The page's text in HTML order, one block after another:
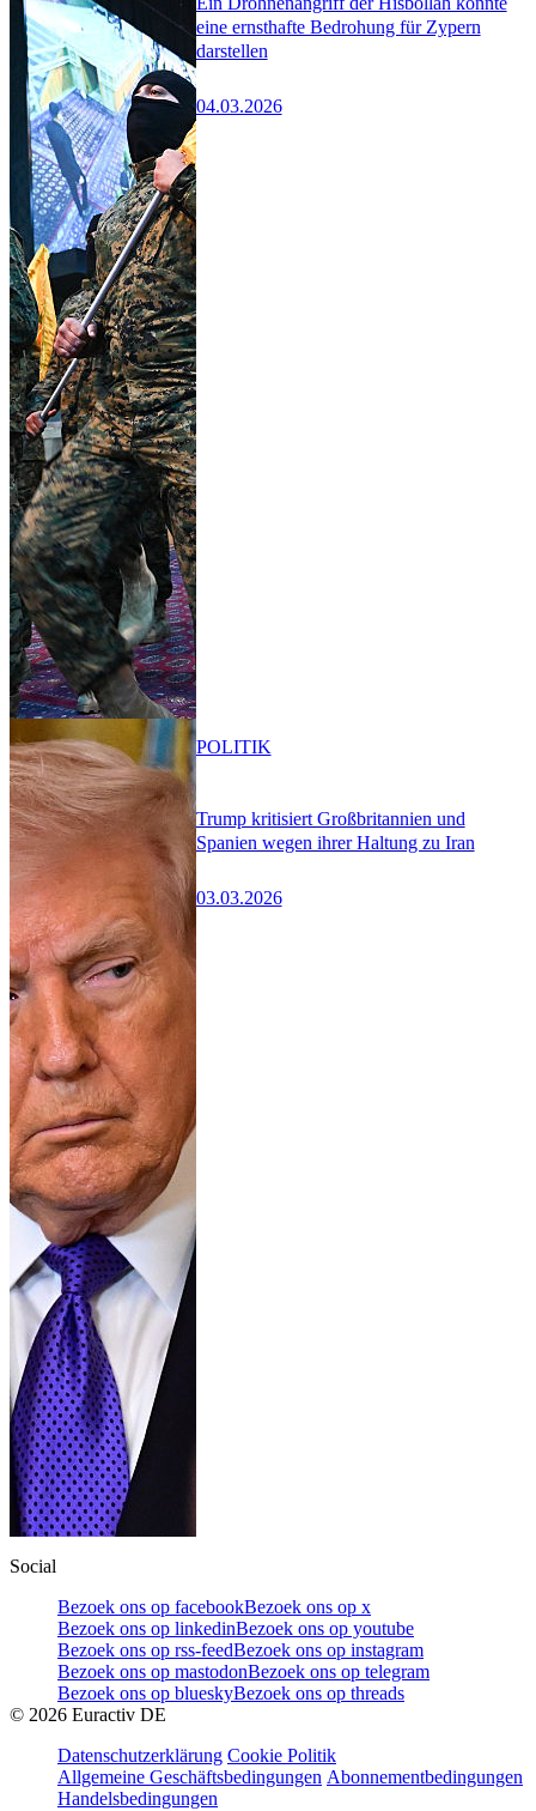
eine ernsthafte Bedrohung für Zypern
darstellen
04.03.2026
Trump kritisiert Großbritannien und
Spanien wegen ihrer Haltung zu Iran
03.03.2026
POLITIK
Social
Bezoek ons op facebookBezoek ons op x
Bezoek ons op linkedinBezoek ons op youtube
Bezoek ons op rss-feedBezoek ons op instagram
Bezoek ons op mastodonBezoek ons op telegram
Bezoek ons op blueskyBezoek ons op threads
© 2026 Euractiv DE
Datenschutzerklärung Cookie Politik
Allgemeine Geschäftsbedingungen Abonnementbedingungen
Handelsbedingungen